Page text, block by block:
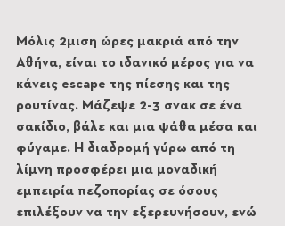
Μόλις 2μιση ώρες μακριά από την
Αθήνα, είναι το ιδανικό μέρος για να
κάνεις escape της πίεσης και της
ρουτίνας. Μάζεψε 2-3 σνακ σε ένα
σακίδιο, βάλε και μια ψάθα μέσα και
φύγαμε. Η διαδρομή γύρω από τη
λίμνη προσφέρει μια μοναδική
εμπειρία πεζοπορίας σε όσους
επιλέξουν να την εξερευνήσουν, ενώ